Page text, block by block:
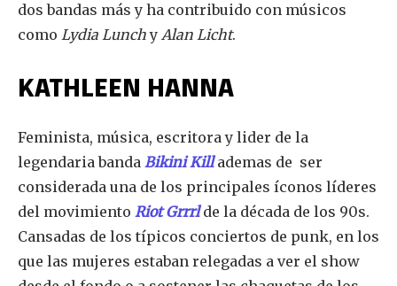
dos bandas más y ha contribuido con músicos
como Lydia Lunchy Alan Licht.
KATHLEEN HANNA
Feminista, música, escritora y lider de la
legendaria banda Bikini Killademas de ser
considerada una de los principales íconos líderes
del movimiento Riot Grrrl de la década de los 90s.
Cansadas de los típicos conciertos de punk, en los
que las mujeres estaban relegadas a ver el show